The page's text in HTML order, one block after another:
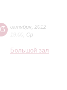
октября 2012
19:00 Ср
Большой зал